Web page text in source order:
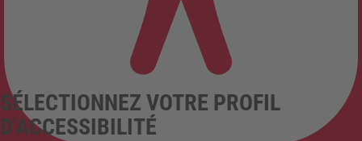
SÉLECTIONNEZ VOTRE PROFIL
D'ACCESSIBILITÉ